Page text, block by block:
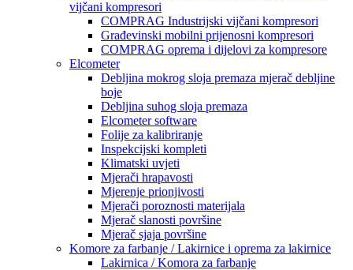
vijčani kompresori
COMPRAG Industrijski vijčani kompresori
Građevinski mobilni prijenosni kompresori
COMPRAG oprema i dijelovi za kompresore
Elcometer
Debljina mokrog sloja premaza mjerač debljine
boje
Debljina suhog sloja premaza
Elcometer software
Folije za kalibriranje
Inspekcijski kompleti
Klimatski uvjeti
Mjerači hrapavosti
Mjerenje prionjivosti
Mjerači poroznosti materijala
Mjerač slanosti površine
Mjerač sjaja površine
Komore za farbanje / Lakirnice i oprema za lakirnice
Lakirnica / Komora za farbanje